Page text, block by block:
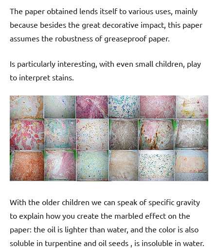
The paper obtained lends itself to various uses, mainly
because besides the great decorative impact, this paper
assumes the robustness of greaseproof paper.
Is particularly interesting, with even small children, play
to interpret stains.
With the older children we can speak of specific gravity
to explain how you create the marbled effect on the
paper: the oil is lighter than water, and the color is also
soluble in turpentine and oil seeds , is insoluble in water.